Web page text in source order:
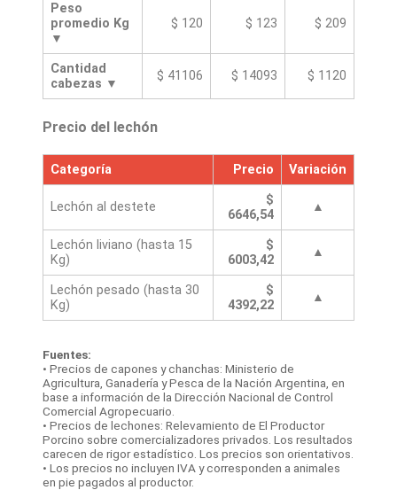
Peso
promedio Kg
▼
$ 120 $ 123 $ 209
Cantidad
cabezas ▼
$ 41106 $ 14093 $ 1120
Precio del lechón
Categoría Precio Variación
Lechón al destete
$
6646,54
▲
Lechón liviano (hasta 15
Kg)
$
6003,42
▲
Lechón pesado (hasta 30
Kg)
$
4392,22
▲
Fuentes:
• Precios de capones y chanchas: Ministerio de
Agricultura, Ganadería y Pesca de la Nación Argentina, en
base a información de la Dirección Nacional de Control
Comercial Agropecuario.
• Precios de lechones: Relevamiento de El Productor
Porcino sobre comercializadores privados. Los resultados
carecen de rigor estadístico. Los precios son orientativos.
• Los precios no incluyen IVA y corresponden a animales
en pie pagados al productor.